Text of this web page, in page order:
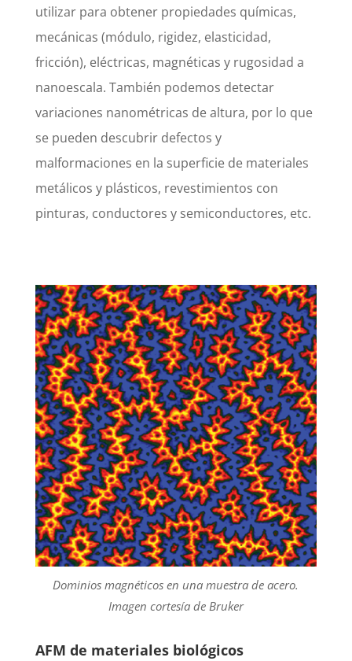
utilizar para obtener propiedades químicas,
mecánicas (módulo, rigidez, elasticidad,
fricción), eléctricas, magnéticas y rugosidad a
nanoescala. También podemos detectar
variaciones nanométricas de altura, por lo que
se pueden descubrir defectos y
malformaciones en la superficie de materiales
metálicos y plásticos, revestimientos con
pinturas, conductores y semiconductores, etc.
Dominios magnéticos en una muestra de acero.
Imagen cortesía de Bruker
AFM de materiales biológicos